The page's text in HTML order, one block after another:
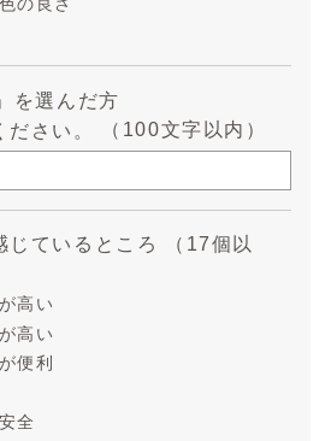
の良さ
を選んだ方
さい。
（100文字以内）
るところ （17個以
高い
高い
便利
全